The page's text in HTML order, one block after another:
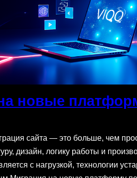
новые
сайта — это больше, чем
дизайн, логику работы и
с нагрузкой, технологии